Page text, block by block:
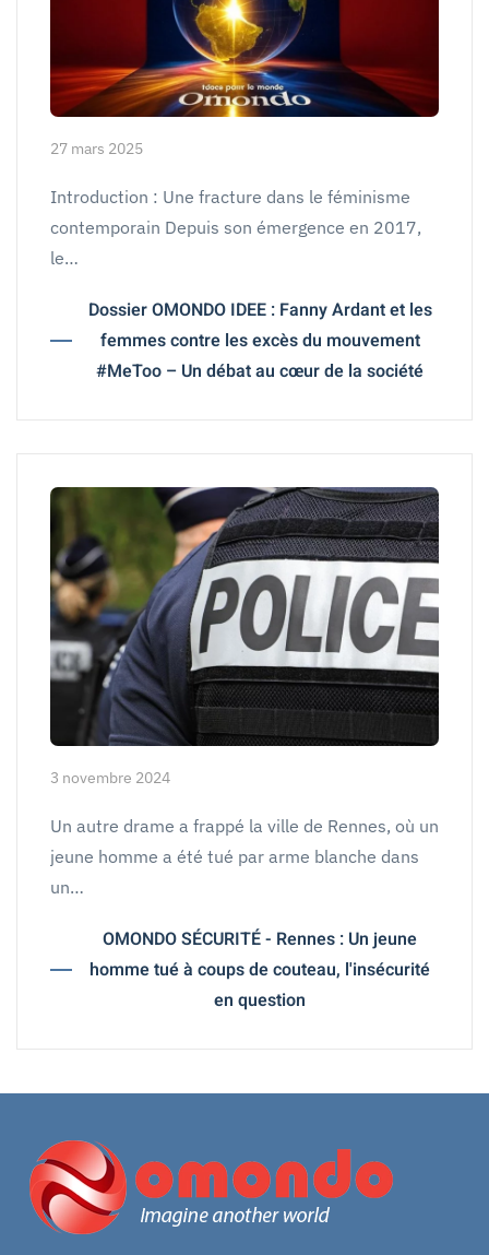
27 mars 2025
Introduction : Une fracture dans le féminisme
contemporain Depuis son émergence en 2017,
le…
Dossier OMONDO IDEE : Fanny Ardant et les
femmes contre les excès du mouvement
#MeToo – Un débat au cœur de la société
3 novembre 2024
Un autre drame a frappé la ville de Rennes, où un
jeune homme a été tué par arme blanche dans
un…
OMONDO SÉCURITÉ - Rennes : Un jeune
homme tué à coups de couteau, l'insécurité
en question